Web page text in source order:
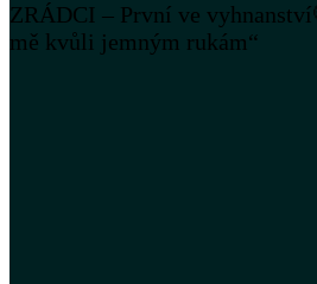
ZRÁDCI – První ve
mě kvůli jemným rukám“